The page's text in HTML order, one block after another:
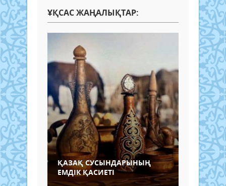
ҰҚСАС ЖАҢАЛЫҚТАР:
ҚАЗАҚ СУСЫНДАРЫНЫҢ
ЕМДІК ҚАСИЕТІ